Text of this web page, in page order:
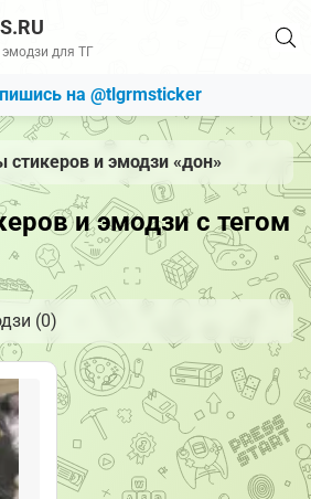
для ТГ
на @tlgrmsticker
стикеров и эмодзи «дон»
и эмодзи с тегом
(0)